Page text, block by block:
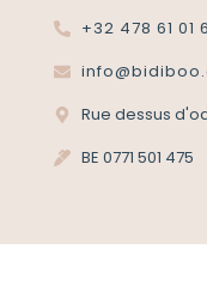
+32 478 61 01
Rue dessus
BE 0771 501 475